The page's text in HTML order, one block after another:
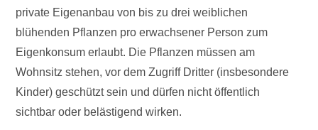
private Eigenanbau von bis zu drei weiblichen
blühenden Pflanzen pro erwachsener Person zum
Eigenkonsum erlaubt. Die Pflanzen müssen am
Wohnsitz stehen, vor dem Zugriff Dritter (insbesondere
Kinder) geschützt sein und dürfen nicht öffentlich
sichtbar oder belästigend wirken.